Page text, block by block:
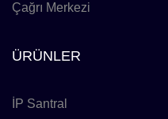
Çağrı Merkezi
ÜRÜNLER
İP Santral